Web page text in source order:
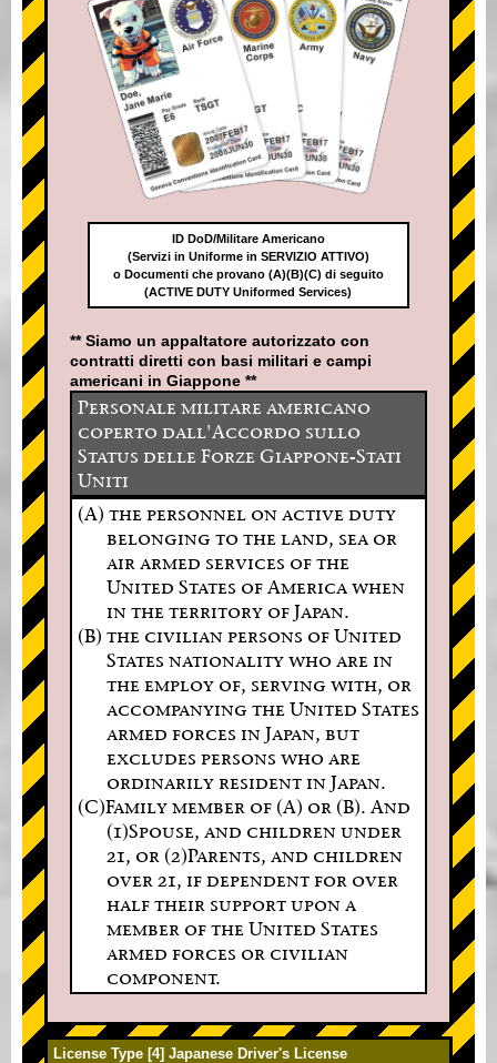
ID DoD/Militare Americano
(Servizi in Uniforme in SERVIZIO ATTIVO)
o Documenti che provano (A)(B)(C) di seguito
(ACTIVE DUTY Uniformed Services)
** Siamo un appaltatore autorizzato con
contratti diretti con basi militari e campi
americani in Giappone **
Personale militare americano
coperto dall'Accordo sullo
Status delle Forze Giappone-Stati
Uniti
(A) the personnel on active duty
belonging to the land, sea or
air armed services of the
United States of America when
in the territory of Japan.
(B) the civilian persons of United
States nationality who are in
the employ of, serving with, or
accompanying the United States
armed forces in Japan, but
excludes persons who are
ordinarily resident in Japan.
(C)Family member of (A) or (B). And
(1)Spouse, and children under
21, or (2)Parents, and children
over 21, if dependent for over
half their support upon a
member of the United States
armed forces or civilian
component.
License Type [4] Japanese Driver's License